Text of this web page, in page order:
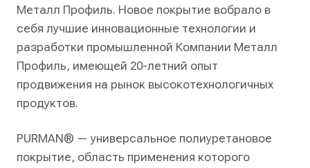
Металл Профиль. Новое покрытие вобрало в
себя лучшие инновационные технологии и
разработки промышленной Компании Металл
Профиль, имеющей 20-летний опыт
продвижения на рынок высокотехнологичных
продуктов.
PURMAN® — универсальное полиуретановое
покрытие, область применения которого